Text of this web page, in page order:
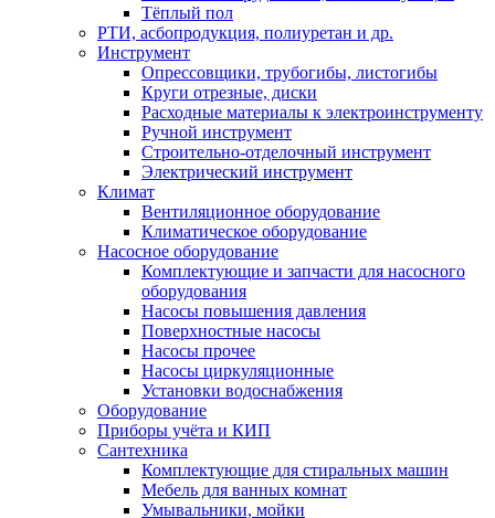
Тёплый пол
РТИ, асбопродукция, полиуретан и др.
Инструмент
Опрессовщики, трубогибы, листогибы
Круги отрезные, диски
Расходные материалы к электроинструменту
Ручной инструмент
Строительно-отделочный инструмент
Электрический инструмент
Климат
Вентиляционное оборудование
Климатическое оборудование
Насосное оборудование
Комплектующие и запчасти для насосного
оборудования
Насосы повышения давления
Поверхностные насосы
Насосы прочее
Насосы циркуляционные
Установки водоснабжения
Оборудование
Приборы учёта и КИП
Сантехника
Комплектующие для стиральных машин
Мебель для ванных комнат
Умывальники, мойки